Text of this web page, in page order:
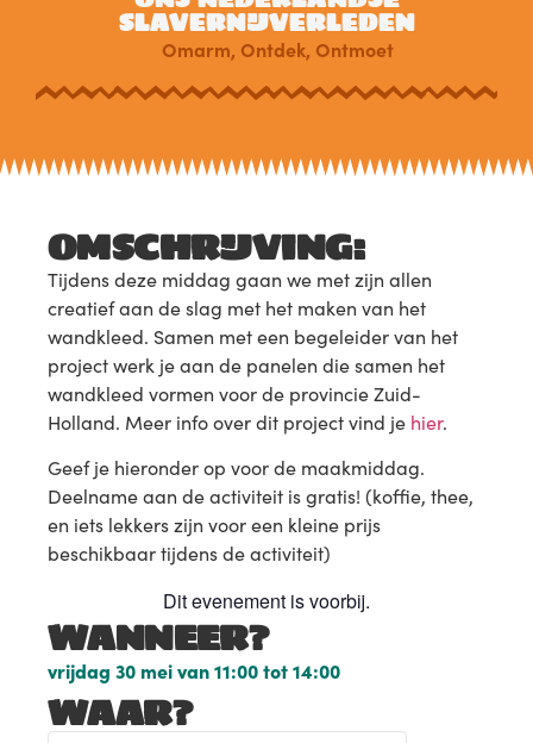
SLAVERNIJVERLEDEN
Omarm, Ontdek, Ontmoet
Dit evenement is voorbij.
WANNEER?
vrijdag 30 meivan11:00tot14:00
WAAR?
OMSCHRIJVING:
Tijdens deze middag gaan we met zijn allen
creatief aan de slag met het maken van het
wandkleed. Samen met een begeleider van het
project werk je aan de panelen die samen het
wandkleed vormen voor de provincie Zuid-
Holland. Meer info over dit project vind je hier.
Geef je hieronder op voor de maakmiddag.
Deelname aan de activiteit is gratis! (koffie, thee,
en iets lekkers zijn voor een kleine prijs
beschikbaar tijdens de activiteit)